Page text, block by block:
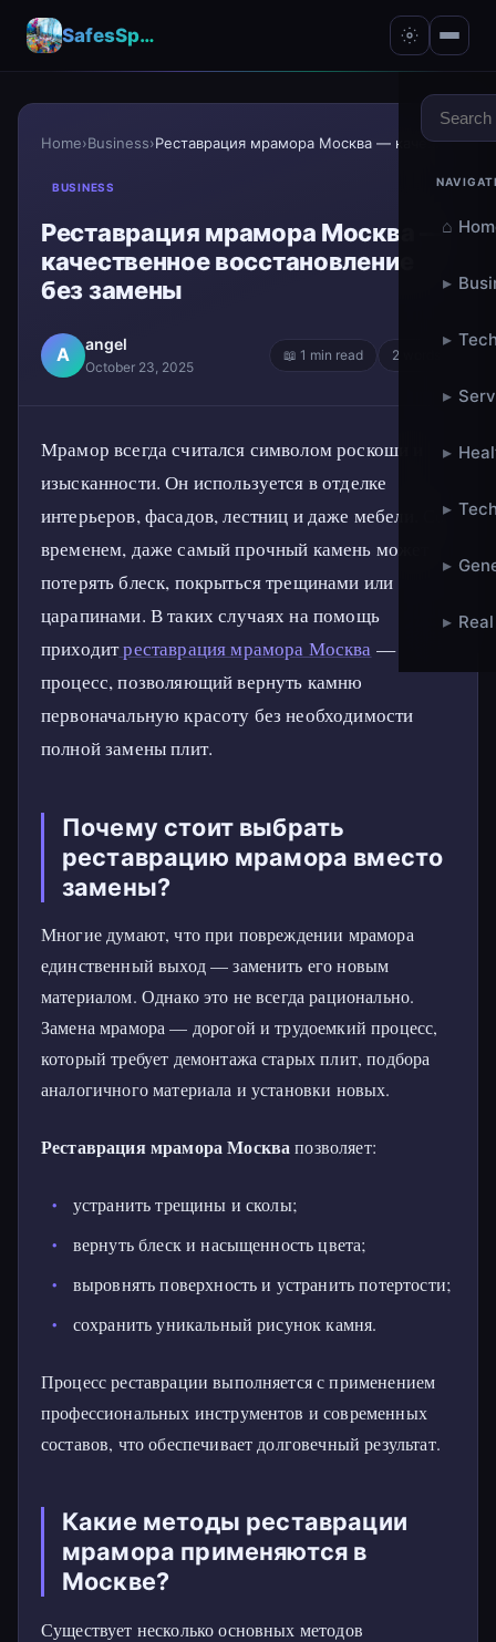
SafesSpace – A Secure Place for Growth & Support
⌂
▸
▸
▸
▸
▸
▸
▸
Home›Business› Реставрация мрамора Москва — качественное восстано...
BUSINESS
Реставрация мрамора Москва —
качественное восстановление
без замены
A angel
October 23, 2025
📖 1 min read 2 words
Мрамор всегда считался символом роскоши и
изысканности. Он используется в отделке
интерьеров, фасадов, лестниц и даже мебели. Со
временем, даже самый прочный камень может
потерять блеск, покрыться трещинами или
царапинами. В таких случаях на помощь
приходитреставрация мрамора Москва —
процесс, позволяющий вернуть камню
первоначальную красоту без необходимости
полной замены плит.
Почему стоит выбрать
реставрацию мрамора вместо
замены?
Многие думают, что при повреждении мрамора
единственный выход — заменить его новым
материалом. Однако это не всегда рационально.
Замена мрамора — дорогой и трудоемкий процесс,
который требует демонтажа старых плит, подбора
аналогичного материала и установки новых.
Реставрация мрамора Москвапозволяет:
устранить трещины и сколы;
вернуть блеск и насыщенность цвета;
выровнять поверхность и устранить потертости;
сохранить уникальный рисунок камня.
Процесс реставрации выполняется с применением
профессиональных инструментов и современных
составов, что обеспечивает долговечный результат.
Какие методы реставрации
мрамора применяются в
Москве?
Существует несколько основных методов